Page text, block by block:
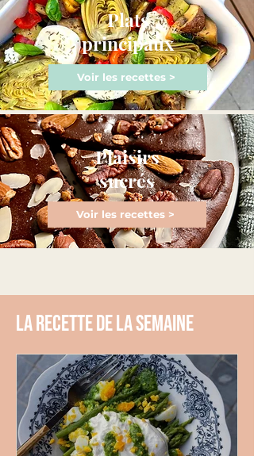
Plats
principaux
Voir les recettes >
Plaisirs
sucrés
Voir les recettes >
La recette de la semaine